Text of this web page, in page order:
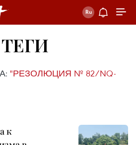
ТЕГИ
"РЕЗОЛЮЦИЯ № 82/NQ-
к